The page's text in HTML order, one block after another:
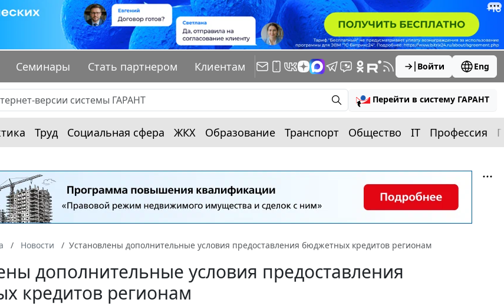
Семинары Стать партнером Клиентам Войти Eng
Перейти в систему ГАРАНТ
Труд Социальная сфера ЖКХ Образование Транспорт Общество IT Профессия
Новости Установлены дополнительные условия предоставления бюджетных кредитов регионам
дополнительные условия предоставления
кредитов регионам